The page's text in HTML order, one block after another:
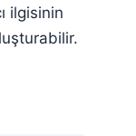
ilgisinin